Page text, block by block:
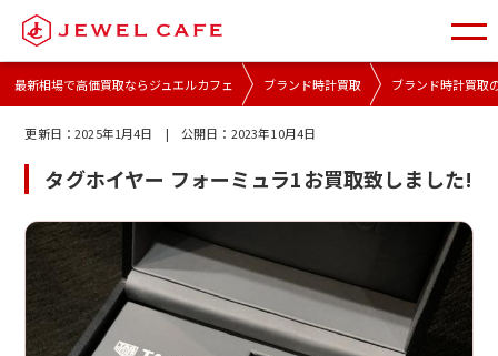
最新相場で高価買取ならジュエルカフェ ブランド時計買取 ブランド時計買取
更新日：2025年1月4日 | 公開日： 2023年10月4日
タグホイヤー フォーミュラ1お買取致しました!